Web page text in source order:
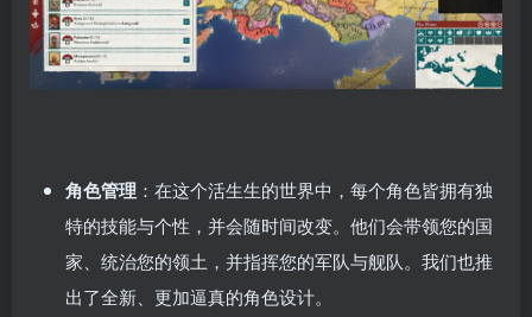
角色管理 ：在这个活生生的世界中，每个角色皆拥有独
特的技能与个性，并会随时间改变。他们会带领您的国
家、统治您的领土，并指挥您的军队与舰队。我们也推
出了全新、更加逼真的角色设计。